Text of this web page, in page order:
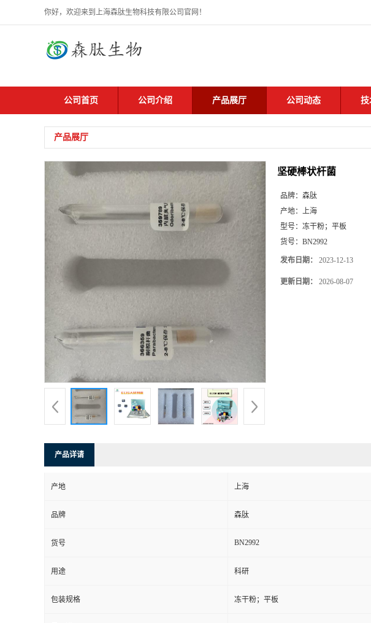
你好，欢迎来到上海森肽生物科技有限公司官网！
公司首页 公司介绍 产品展厅 公司动态 技
产品展厅
坚硬棒状杆菌
品牌： 森肽
产地： 上海
型号： 冻干粉；平板
货号： BN2992
发布日期： 2023-12-13
更新日期： 2026-08-07
产品详请
产地 上海
品牌 森肽
货号 BN2992
用途 科研
包装规格 冻干粉；平板